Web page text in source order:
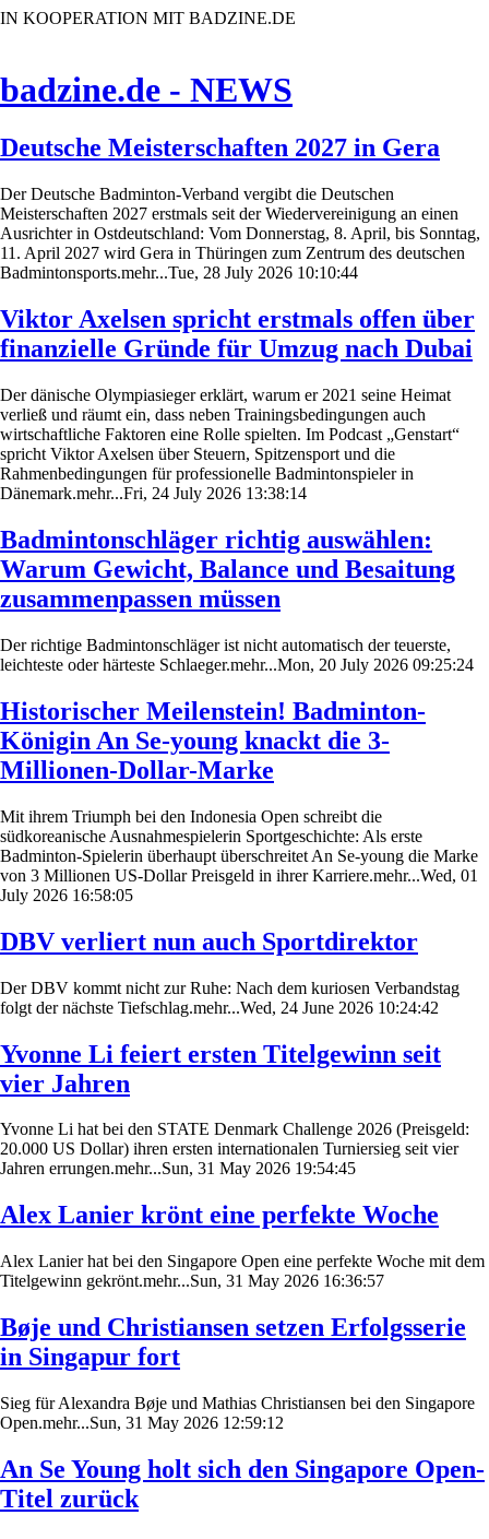
IN KOOPERATION MIT BADZINE.DE
badzine.de - NEWS
Deutsche Meisterschaften 2027 in Gera
Der Deutsche Badminton-Verband vergibt die Deutschen
Meisterschaften 2027 erstmals seit der Wiedervereinigung an einen
Ausrichter in Ostdeutschland: Vom Donnerstag, 8. April, bis Sonntag,
11. April 2027 wird Gera in Thüringen zum Zentrum des deutschen
Badmintonsports.mehr...Tue, 28 July 2026 10:10:44
Viktor Axelsen spricht erstmals offen über
finanzielle Gründe für Umzug nach Dubai
Der dänische Olympiasieger erklärt, warum er 2021 seine Heimat
verließ und räumt ein, dass neben Trainingsbedingungen auch
wirtschaftliche Faktoren eine Rolle spielten. Im Podcast „Genstart“
spricht Viktor Axelsen über Steuern, Spitzensport und die
Rahmenbedingungen für professionelle Badmintonspieler in
Dänemark.mehr...Fri, 24 July 2026 13:38:14
Badmintonschläger richtig auswählen:
Warum Gewicht, Balance und Besaitung
zusammenpassen müssen
Der richtige Badmintonschläger ist nicht automatisch der teuerste,
leichteste oder härteste Schlaeger.mehr...Mon, 20 July 2026 09:25:24
Historischer Meilenstein! Badminton-
Königin An Se-young knackt die 3-
Millionen-Dollar-Marke
Mit ihrem Triumph bei den Indonesia Open schreibt die
südkoreanische Ausnahmespielerin Sportgeschichte: Als erste
Badminton-Spielerin überhaupt überschreitet An Se-young die Marke
von 3 Millionen US-Dollar Preisgeld in ihrer Karriere.mehr...Wed, 01
July 2026 16:58:05
DBV verliert nun auch Sportdirektor
Der DBV kommt nicht zur Ruhe: Nach dem kuriosen Verbandstag
folgt der nächste Tiefschlag.mehr...Wed, 24 June 2026 10:24:42
Yvonne Li feiert ersten Titelgewinn seit
vier Jahren
Yvonne Li hat bei den STATE Denmark Challenge 2026 (Preisgeld:
20.000 US Dollar) ihren ersten internationalen Turniersieg seit vier
Jahren errungen.mehr...Sun, 31 May 2026 19:54:45
Alex Lanier krönt eine perfekte Woche
Alex Lanier hat bei den Singapore Open eine perfekte Woche mit dem
Titelgewinn gekrönt.mehr...Sun, 31 May 2026 16:36:57
Bøje und Christiansen setzen Erfolgsserie
in Singapur fort
Sieg für Alexandra Bøje und Mathias Christiansen bei den Singapore
Open.mehr...Sun, 31 May 2026 12:59:12
An Se Young holt sich den Singapore Open-
Titel zurück